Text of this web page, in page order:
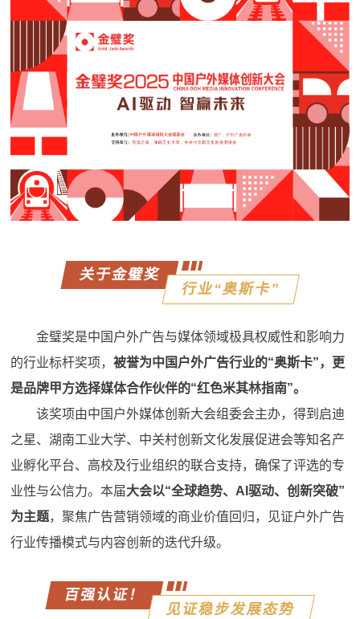
关于金璧奖
行业“奥斯卡”
金璧奖是中国户外广告与媒体领域极具权威性和影响力
的行业标杆奖项，被誉为中国户外广告行业的“奥斯卡”，更
是品牌甲方选择媒体合作伙伴的“红色米其林指南”。
该奖项由中国户外媒体创新大会组委会主办，得到启迪
之星、湖南工业大学、中关村创新文化发展促进会等知名产
业孵化平台、高校及行业组织的联合支持，确保了评选的专
业性与公信力。本届大会以“全球趋势、AI驱动、创新突破”
为主题，聚焦广告营销领域的商业价值回归，见证户外广告
行业传播模式与内容创新的迭代升级。
百强认证！
见证稳步发展态势